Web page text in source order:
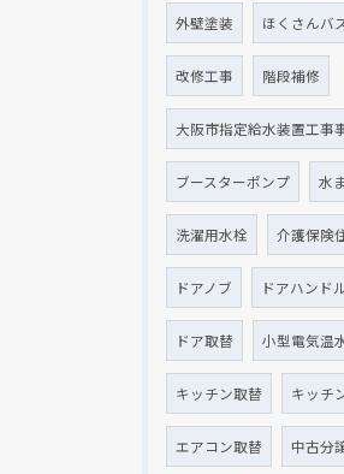
外壁塗装 ほくさんバ
改修工事 階段補修
大阪市指定給水装置工事
ブースターポンプ 水
洗濯用水栓 介護保険
ドアノブ ドアハンド
ドア取替 小型電気温
キッチン取替 キッチ
エアコン取替 中古分